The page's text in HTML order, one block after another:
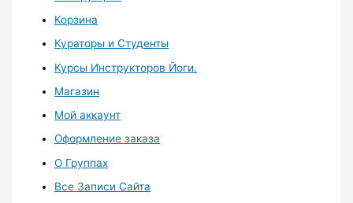
Корзина
Кураторы и Студенты
Курсы Инструкторов Йоги.
Магазин
Мой аккаунт
Оформление заказа
О Группах
Все Записи Сайта